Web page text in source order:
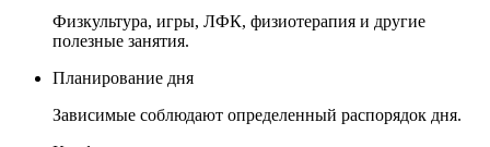
Физкультура, игры, ЛФК, физиотерапия и другие
полезные занятия.
Планирование дня
Зависимые соблюдают определенный распорядок дня.